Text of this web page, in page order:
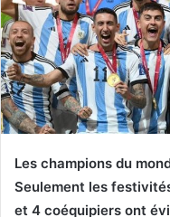
Les champions du
Seulement les
et 4 coéquipiers ont